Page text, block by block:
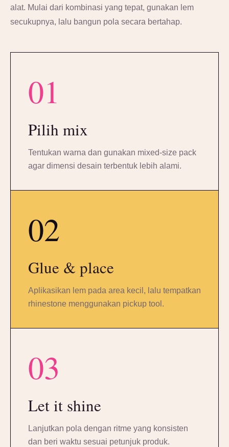
alat. Mulai dari kombinasi yang tepat, gunakan lem
secukupnya, lalu bangun pola secara bertahap.
01
Pilih mix
Tentukan warna dan gunakan mixed-size pack
agar dimensi desain terbentuk lebih alami.
02
Glue & place
Aplikasikan lem pada area kecil, lalu tempatkan
rhinestone menggunakan pickup tool.
03
Let it shine
Lanjutkan pola dengan ritme yang konsisten
dan beri waktu sesuai petunjuk produk.